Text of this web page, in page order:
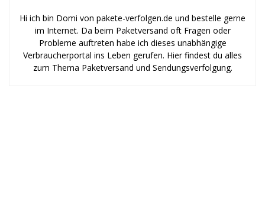
Hi ich bin Domi von pakete-verfolgen.de und bestelle gerne
im Internet. Da beim Paketversand oft Fragen oder
Probleme auftreten habe ich dieses unabhängige
Verbraucherportal ins Leben gerufen. Hier findest du alles
zum Thema Paketversand und Sendungsverfolgung.